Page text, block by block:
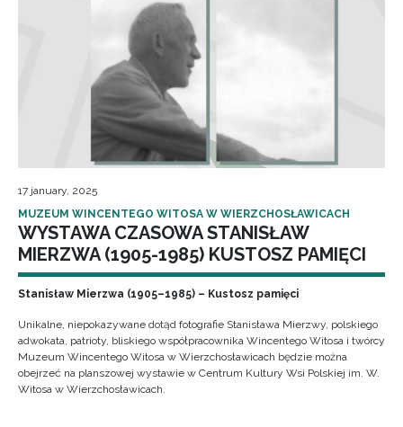
17 january, 2025
MUZEUM WINCENTEGO WITOSA W WIERZCHOSŁAWICACH
WYSTAWA CZASOWA STANISŁAW
MIERZWA (1905-1985) KUSTOSZ PAMIĘCI
Stanisław Mierzwa (1905–1985) – Kustosz pamięci
Unikalne, niepokazywane dotąd fotografie Stanisława Mierzwy, polskiego
adwokata, patrioty, bliskiego współpracownika Wincentego Witosa i twórcy
Muzeum Wincentego Witosa w Wierzchosławicach będzie można
obejrzeć na planszowej wystawie w Centrum Kultury Wsi Polskiej im. W.
Witosa w Wierzchosławicach.